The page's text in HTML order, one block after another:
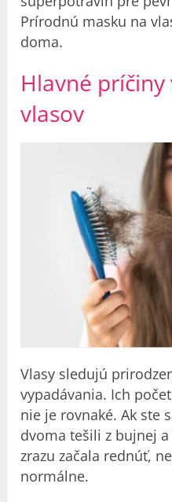
Prírodnú masku na
doma.
Hlavné
vlasov
Vlasy sledujú
vypadávania. Ich
nie je rovnaké. Ak ste
dvoma tešili z bujnej
zrazu začala rednúť,
normálne.